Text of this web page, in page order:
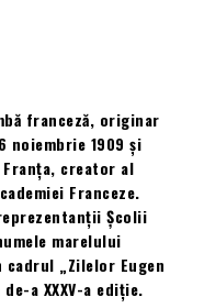
franceză, originar
noiembrie 1909 și
creator al
Franceze.
Școlii
marelului
„Zilelor Eugen
a XXXV-a ediție.